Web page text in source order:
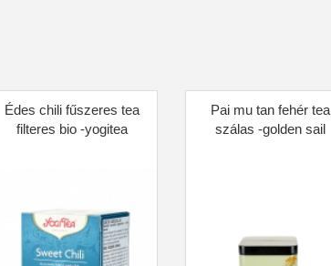
Édes chili fűszeres tea
filteres bio -yogitea
Pai mu tan fehér tea
szálas -golden sail